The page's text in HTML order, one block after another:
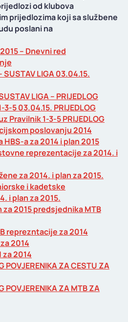
od klubova
prijedlozima koji sa službene
poslani na
– Dnevni red
LIGA 03.04.15.
LIGA – PRIJEDLOG
5 03.04.15. PRIJEDLOG
Pravilnik 1-3-5 PRIJEDLOG
poslovanju 2014
a za 2014 i plan 2015
reprezentacije za 2014. i
za 2014. i plan za 2015.
i kadetske
i plan za 2015.
za 2015 predsjednika MTB
reprezntacije za 2014
2014
2014
POVJERENIKA ZA CESTU ZA
POVJERENIKA ZA MTB ZA